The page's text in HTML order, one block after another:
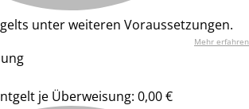
unter weiteren Voraussetzungen.
Mehr erfahren
je Überweisung: 0,00 €